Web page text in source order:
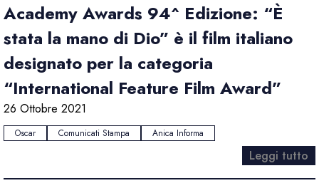
Academy Awards 94^ Edizione: “È
stata la mano di Dio” è il film italiano
designato per la categoria
“International Feature Film Award”
26 Ottobre 2021
Oscar Comunicati Stampa Anica Informa
Leggi tutto